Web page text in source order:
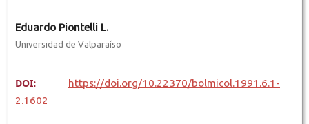
Eduardo Piontelli L.
Universidad de Valparaíso
DOI:
https://doi.org/10.22370/bolmicol.1991.6.1-
2.1602